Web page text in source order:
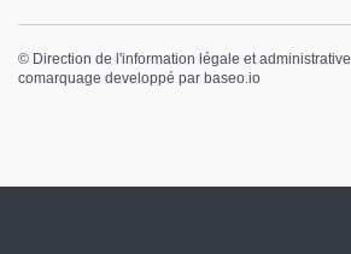
© Direction de l'information légale et administrative
comarquage developpé par baseo.io